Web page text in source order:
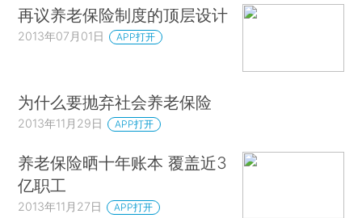
再议养老保险制度的顶层设计
2013年07月01日 APP打开
为什么要抛弃社会养老保险
2013年11月29日 APP打开
养老保险晒十年账本 覆盖近3
亿职工
2013年11月27日 APP打开